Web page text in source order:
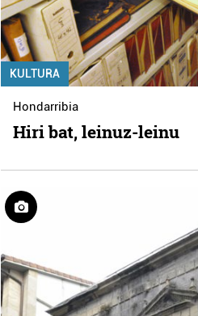
KULTURA
Hondarribia
Hiri bat, leinuz-leinu